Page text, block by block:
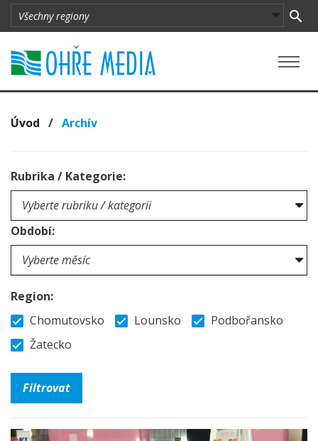
Úvod / Archív
Rubrika / Kategorie:
Období:
Region:
Chomutovsko
Lounsko
Podbořansko
Žatecko